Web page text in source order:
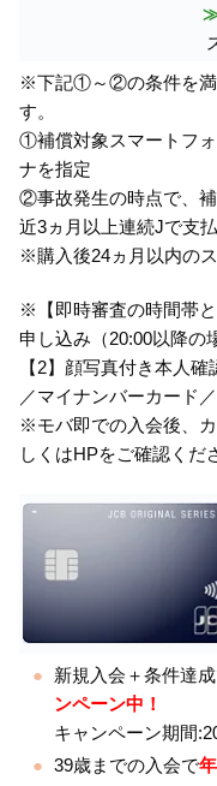
※下記①～②の条件を満
す。
①補償対象スマートフ
ナを指定
②事故発生の時点で、
近3ヵ月以上連続Jで支
※購入後24ヵ月以内の
※【即時審査の時間帯
申し込み（20:00以降の
【2】顔写真付き本人
／マイナンバーカード
※モバ即での入会後、
しくはHPをご確認くだ
新規入会＋条件達
ンペーン中！
キャンペーン期間
39歳までの入会で